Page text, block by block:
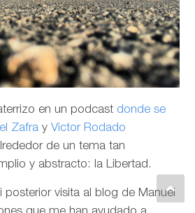
en un podcast donde se
Zafra y Victor Rodado
de un tema tan
y abstracto: la Libertad.
visita al blog de Manuel